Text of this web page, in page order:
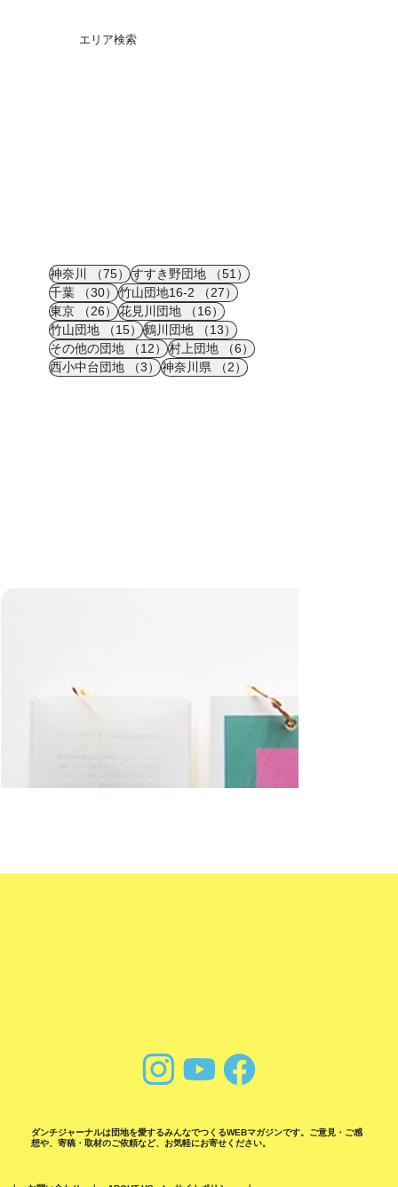
エリア検索
神奈川 （75）75件の記事
すすき野団地 （51）51件の記事
千葉
（30）30件の記事
竹山団地16-2 （27）27件の記事
東京
（26）26件の記事
花見川団地 （16）16件の記事
竹山団地
（15）15件の記事
鶴川団地 （13）13件の記事
その他の団地
（12）12件の記事
村上団地 （6）6件の記事
西小中台団地
（3）3件の記事
神奈川県 （2）2件の記事
ダンチジャーナルは団地を愛するみんなでつくるWEBマガジンです。ご意見・ご感
想や、寄稿・取材のご依頼など、お気軽にお寄せください。